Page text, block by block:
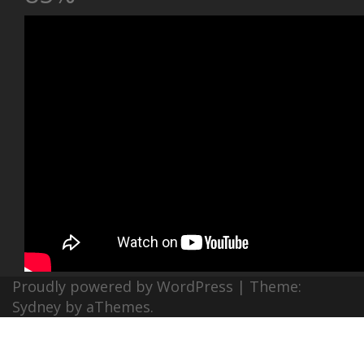
Proudly powered by WordPress | Theme:
Sydney by aThemes.